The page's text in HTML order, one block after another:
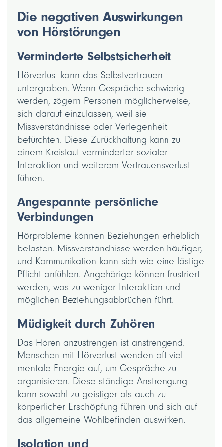
Die negativen Auswirkungen
von Hörstörungen
Verminderte Selbstsicherheit
Hörverlust kann das Selbstvertrauen
untergraben. Wenn Gespräche schwierig
werden, zögern Personen möglicherweise,
sich darauf einzulassen, weil sie
Missverständnisse oder Verlegenheit
befürchten. Diese Zurückhaltung kann zu
einem Kreislauf verminderter sozialer
Interaktion und weiterem Vertrauensverlust
führen.
Angespannte persönliche
Verbindungen
Hörprobleme können Beziehungen erheblich
belasten. Missverständnisse werden häufiger,
und Kommunikation kann sich wie eine lästige
Pflicht anfühlen. Angehörige können frustriert
werden, was zu weniger Interaktion und
möglichen Beziehungsabbrüchen führt.
Müdigkeit durch Zuhören
Das Hören anzustrengen ist anstrengend.
Menschen mit Hörverlust wenden oft viel
mentale Energie auf, um Gespräche zu
organisieren. Diese ständige Anstrengung
kann sowohl zu geistiger als auch zu
körperlicher Erschöpfung führen und sich auf
das allgemeine Wohlbefinden auswirken.
Isolation und